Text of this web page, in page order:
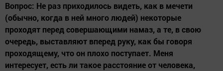
Вопрос: Не раз приходилось видеть, как в мечети
(обычно, когда в ней много людей) некоторые
проходят перед совершающими намаз, а те, в свою
очередь, выставляют вперед руку, как бы говоря
проходящему, что он плохо поступает. Меня
интересует, есть ли такое расстояние от человека,